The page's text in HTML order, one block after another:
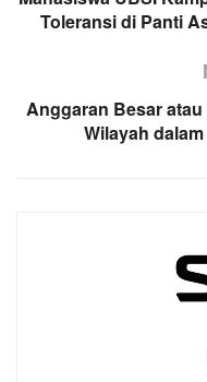
Toleransi di Panti
Anggaran Besar
Wilayah